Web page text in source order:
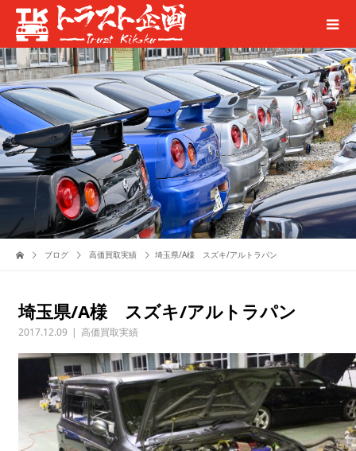
ブログ 高価買取実績 埼玉県/A様 スズキ/アルトラパン
埼玉県/A様 スズキ/アルトラパン
2017.12.09 高価買取実績